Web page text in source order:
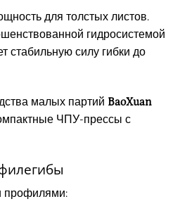
для толстых листов.
гидросистемой
стабильную силу гибки до
малых партий BaoXuan
ЧПУ-прессы с
профилями: